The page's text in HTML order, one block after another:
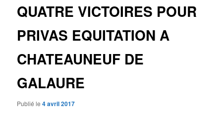
QUATRE VICTOIRES POUR
PRIVAS EQUITATION A
CHATEAUNEUF DE
GALAURE
Publié le4 avril 2017